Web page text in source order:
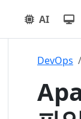
AI
DevOps